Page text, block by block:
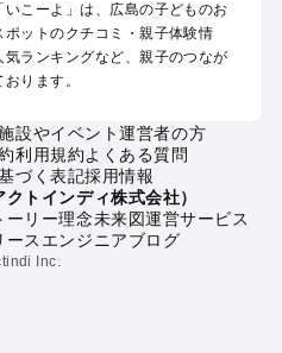
ト
こーよ」は、広島の子どものお
ットのクチコミ・親子体験情
ランキングなど、親子のつなが
ります。
設やイベント運営者の方
利用規約よくある質問
づく表記採用情報
トインディ株式会社）
ーリー理念未来図運営サービス
ース エンジニアブログ
Inc.